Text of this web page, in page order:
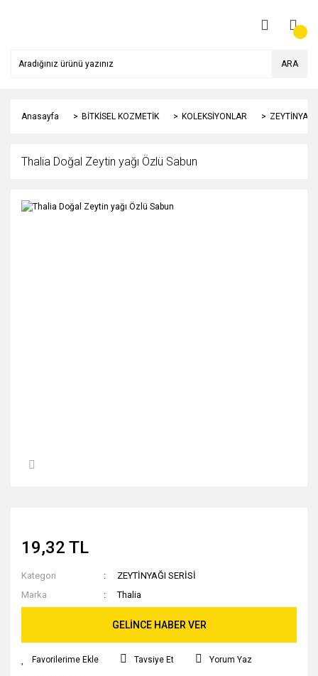
ARA
Anasayfa BİTKİSEL KOZMETİK KOLEKSİYONLAR ZEYTİNYAĞI
Thalia Doğal Zeytin yağı Özlü Sabun
19,32 TL
Kategori
ZEYTİNYAĞI SERİSİ
Marka
Thalia
GELİNCE HABER VER
Tavsiye Et Yorum Yaz